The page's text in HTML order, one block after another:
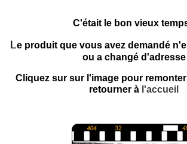
C'était le bon vieux
Le produit que vous avez demandé
ou a changé d'adresse
Cliquez sur sur l'image pour remonter
retourner à l'accueil